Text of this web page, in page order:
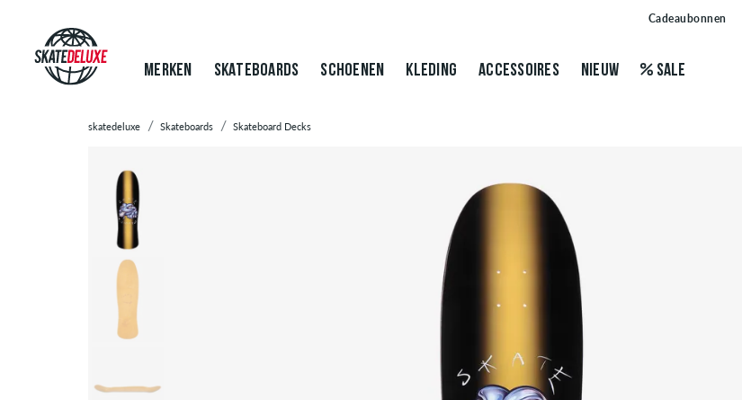
Cadeaubonnen
MERKEN SKATEBOARDS SCHOENEN KLEDING ACCESSOIRES NIEUW SALE
skatedeluxe Skateboards Skateboard Decks